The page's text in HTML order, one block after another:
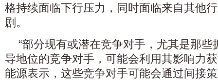
格持续面临下行压力，同时面临来自其他
剧。
“部分现有或潜在竞争对手，尤其是那
导地位的竞争对手，可能会利用其影响力
能源表示，这些竞争对手可能会通过间接